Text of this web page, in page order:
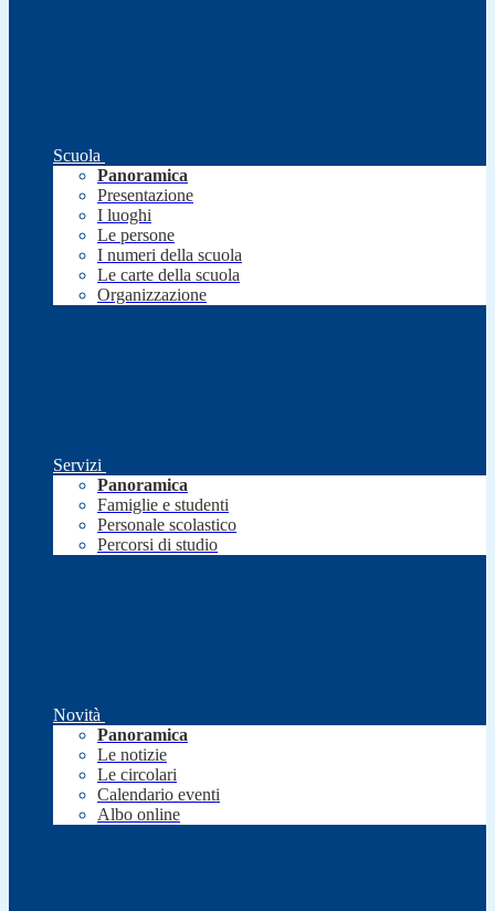
Scuola
Panoramica
Presentazione
I luoghi
Le persone
I numeri della scuola
Le carte della scuola
Organizzazione
Servizi
Panoramica
Famiglie e studenti
Personale scolastico
Percorsi di studio
Novità
Panoramica
Le notizie
Le circolari
Calendario eventi
Albo online